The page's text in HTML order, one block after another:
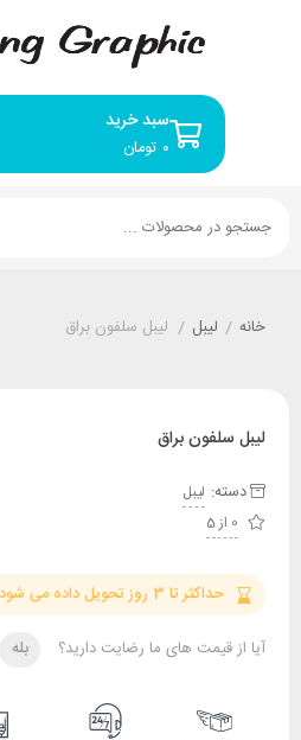
سبد خرید
تومان ۰
خانه / لیبل / لیبل سلفون براق
لیبل سلفون براق
دسته: لیبل
0 از 5
حداکثر تا 3 روز تحویل داده می شود.
آیا از قیمت های ما رضایت دارید؟ بله